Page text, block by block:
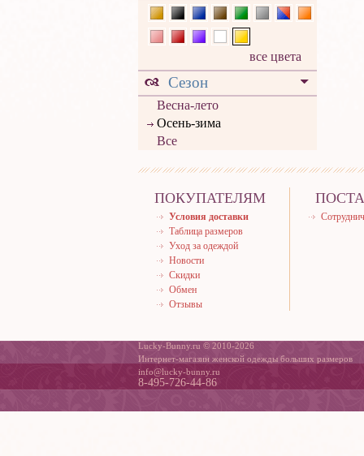
все цвета
Сезон
Весна-лето
Осень-зима
Все
ПОКУПАТЕЛЯМ
Условия доставки
Таблица размеров
Уход за одеждой
Новости
Скидки
Обмен
Отзывы
Lucky-Bunny.ru © 2010-2026
Интернет-магазин женской одежды больших размеров
info@lucky-bunny.ru
8-495-726-44-86